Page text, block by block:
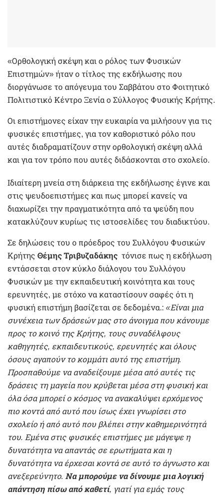
«Ορθολογική σκέψη και ο ρόλος των Φυσικών
Επιστημών» ήταν ο τίτλος της εκδήλωσης που
διοργάνωσε το απόγευμα του Σαββάτου στο Φοιτητικό
Πολιτιστικό Κέντρο Ξενία ο Σύλλογος Φυσικής Κρήτης.
Οι επιστήμονες είχαν την ευκαιρία να μιλήσουν για τις
φυσικές επιστήμες, για τον καθοριστικό ρόλο που
αυτές διαδραματίζουν στην ορθολογική σκέψη αλλά
και για τον τρόπο που αυτές διδάσκονται στο σχολείο.
Ιδιαίτερη μνεία στη διάρκεια της εκδήλωσης έγινε και
στις ψευδοεπιστήμες και πως μπορεί κανείς να
διαχωρίζει την πραγματικότητα από τα ψεύδη που
κατακλύζουν κυρίως τις ιστοσελίδες του διαδικτύου.
Σε δηλώσεις του ο πρόεδρος του Συλλόγου Φυσικών
Κρήτης Θέμης Τριβυζαδάκης τόνισε πως η εκδήλωση
εντάσσεται στον κύκλο διάλογου του Συλλόγου
Φυσικών με την εκπαιδευτική κοινότητα και τους
ερευνητές, με στόχο να καταστίσουν σαφές ότι η
φυσική επιστήμη βασίζεται σε δεδομένα.: «Είναι μια
συνέχεια των δράσεών μας στο άνοιγμα που κάνουμε
προς το κοινό της Κρήτης, τους συναδέλφους
καθηγητές, εκπαιδευτικούς, ερευνητές και όλους
όσους αγαπούν το κομμάτι αυτό της επιστήμη.
Προσπαθούμε να αναδείξουμε μέσα από αυτές τις
δράσεις τη μαγεία που κρύβεται μέσα στη φυσική και
όλα όσα μπορεί ο κόσμος να ανακαλύψει ερχόμενος
πιο κοντά από αυτό που ίσως έχει γνωρίσει στο
σχολείο ή από αυτό που βλέπει στην καθημερινότητά
του. Εμένα στις φυσικές επιστήμες με μάγεψε η
δυνατότητα να απαντάς σε ερωτήματα και η
δυνατότητα να έρχεσαι κοντά σε αυτό το άγνωστο και
ανεξερεύνητο. Να μπορούμε να δίνουμε μια λογική
απάντηση πίσω από καθετί, γιατί για εμάς τους